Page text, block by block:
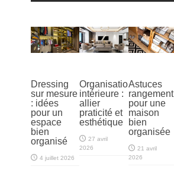
Dressing
sur mesure
: idées
pour un
espace
bien
organisé
4 juillet 2026
Organisation
intérieure :
allier
praticité et
esthétique
27 avril
2026
Astuces
rangement
pour une
maison
bien
organisée
21 avril
2026